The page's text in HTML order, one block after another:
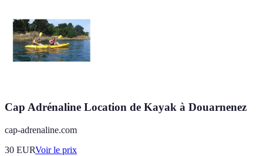
Cap Adrénaline Location de Kayak à Douarnenez
cap-adrenaline.com
30 EURVoir le prix